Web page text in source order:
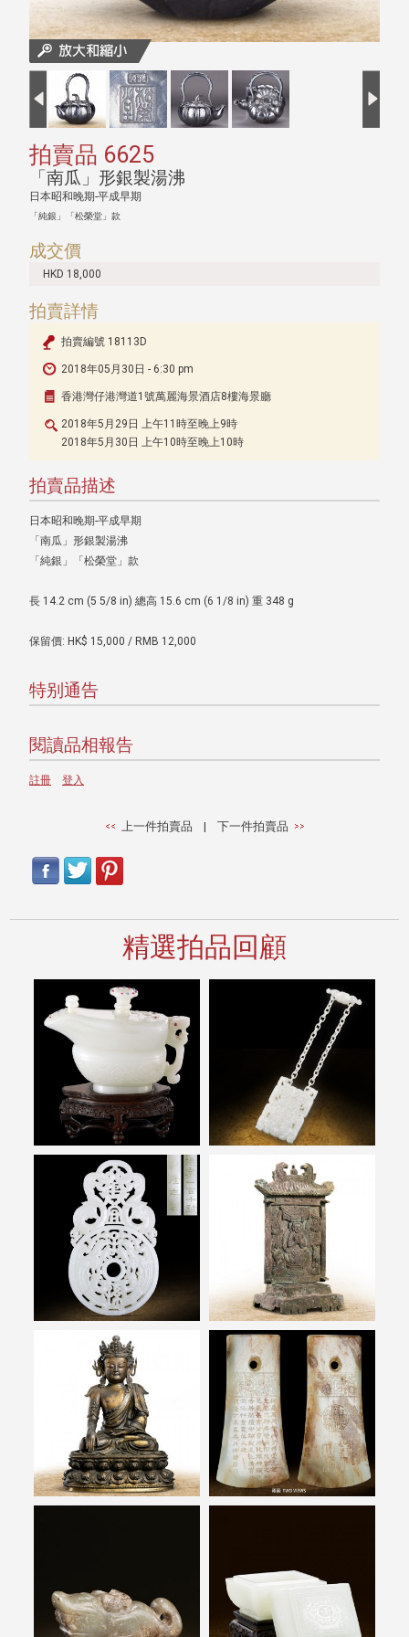
拍賣品 6625
「南瓜」形銀製湯沸
日本昭和晚期-平成早期
「純銀」「松榮堂」款
成交價
HKD 18,000
拍賣詳情
拍賣編號 18113D
2018年05月30日 - 6:30 pm
香港灣仔港灣道1號萬麗海景酒店8樓海景廳
2018年5月29日 上午11時至晚上9時
2018年5月30日 上午10時至晚上10時
拍賣品描述
日本昭和晚期-平成早期
「南瓜」形銀製湯沸
「純銀」「松榮堂」款
長 14.2 cm (5 5/8 in) 總高 15.6 cm (6 1/8 in) 重 348 g
保留價: HK$ 15,000 / RMB 12,000
特别通告
閱讀品相報告
註冊 登入
上一件拍賣品 | 下一件拍賣品
精選拍品回顧